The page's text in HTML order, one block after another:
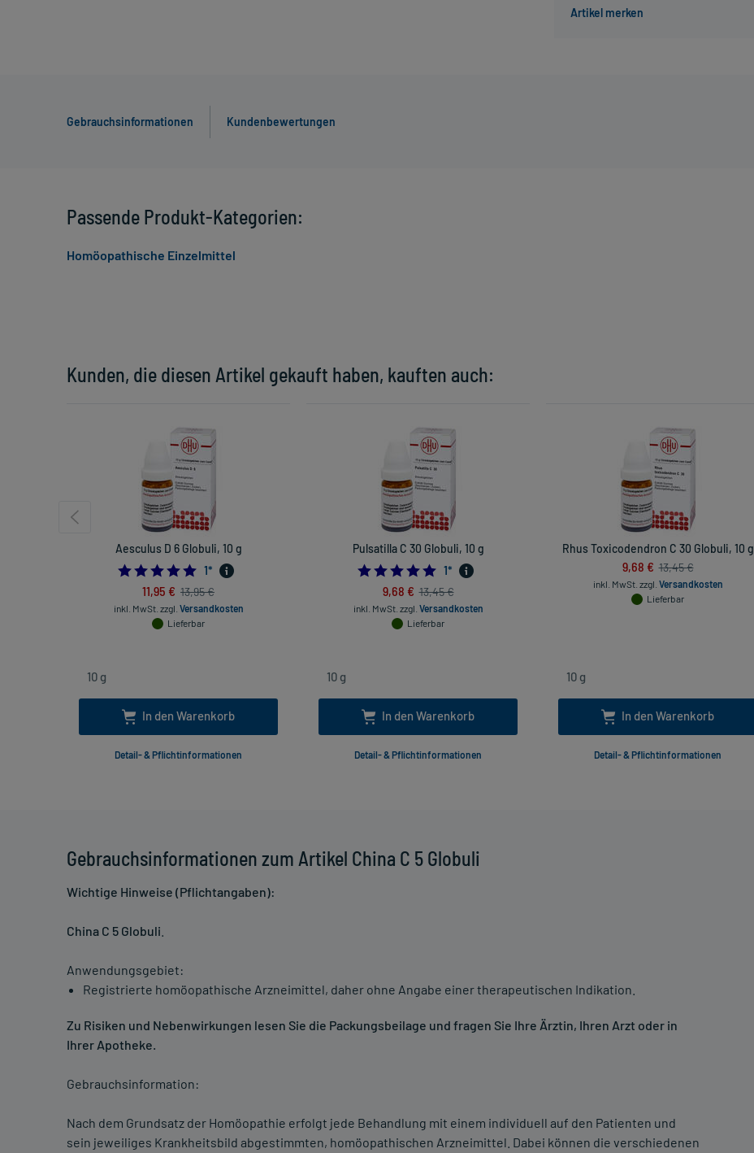
Gebrauchsinformationen Kundenbewertungen
Gebrauchsinformationen zum Artikel China C 5 Globuli
Wichtige Hinweise (Pflichtangaben):
China C 5 Globuli
Anwendungsgebiet:
Registrierte homöopathische Arzneimittel, daher ohne Angabe einer therapeutischen Indikation.
Zu Risiken und Nebenwirkungen lesen Sie die Packungsbeilage und fragen Sie Ihre Ärztin, Ihren Arzt oder in
Ihrer Apotheke.
Gebrauchsinformation:
Nach dem Grundsatz der Homöopathie erfolgt jede Behandlung mit einem individuell auf den Patienten und
sein jeweiliges Krankheitsbild abgestimmten, homöopathischen Arzneimittel. Dabei können die verschiedenen
Kunden, die diesen Artikel gekauft haben, kauften auch:
Aesculus D 6 Globuli, 10 g
5.0
1*
11,95 € 13,95 €
inkl. MwSt. zzgl. Versandkosten
Lieferbar
In den Warenkorb
Detail- & Pflichtinformationen
Pulsatilla C 30 Globuli, 10 g
5.0
1*
9,68 € 13,45 €
inkl. MwSt. zzgl. Versandkosten
Lieferbar
In den Warenkorb
Detail- & Pflichtinformationen
Rhus Toxicodendron C 30 Globuli, 10 g
9,68 € 13,45 €
inkl. MwSt. zzgl. Versandkosten
Lieferbar
In den Warenkorb
Detail- & Pflichtinformationen
Passende Produkt-Kategorien:
Homöopathische Einzelmittel